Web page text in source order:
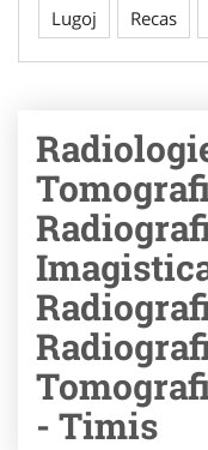
Lugoj Recas
- Timis